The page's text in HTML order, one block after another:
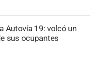
Autovía 19: volcó un
sus ocupantes